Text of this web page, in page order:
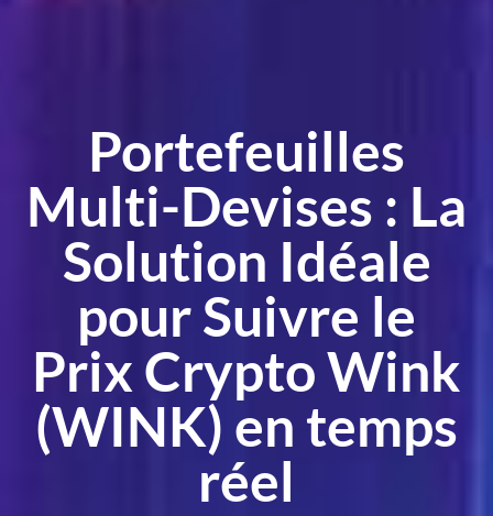
Portefeuilles
Multi-Devises : La
Solution Idéale
pour Suivre le
Prix Crypto Wink
(WINK) en temps
réel